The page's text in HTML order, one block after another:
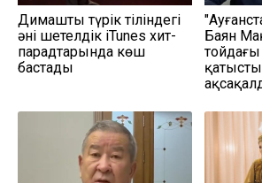
Димаштың түрік тіліндегі
әні шетелдік iTunes хит-
парадтарында көш
бастады
Баян